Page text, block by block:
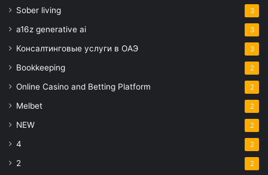
Sober living 3
a16z generative ai 3
Консалтинговые услуги в ОАЭ 3
Bookkeeping 2
Online Casino and Betting Platform 2
Melbet 2
NEW 2
4 2
2 2